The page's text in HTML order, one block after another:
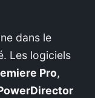
dans le
Les logiciels
Pro,